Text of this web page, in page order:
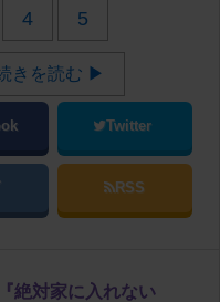
4 5
きを読む ▶
Twitter
RSS
絶対家に入れない